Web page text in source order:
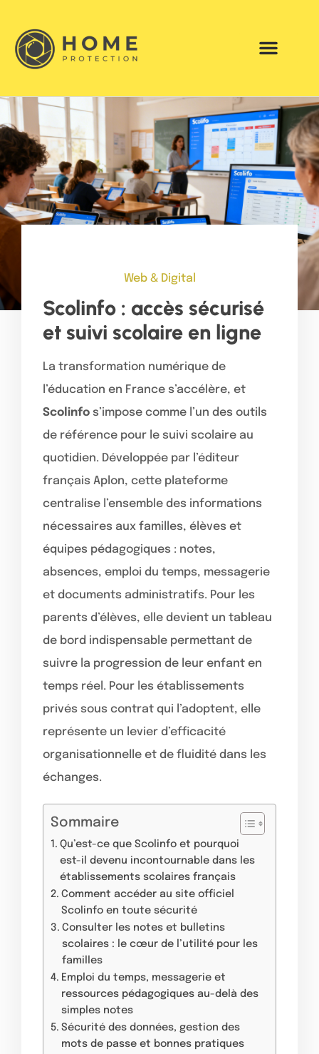
Web & Digital
Scolinfo : accès sécurisé
et suivi scolaire en ligne
La transformation numérique de
l’éducation en France s’accélère, et
Scolinfo s’impose comme l’un des outils
de référence pour le suivi scolaire au
quotidien. Développée par l’éditeur
français Aplon, cette plateforme
centralise l’ensemble des informations
nécessaires aux familles, élèves et
équipes pédagogiques : notes,
absences, emploi du temps, messagerie
et documents administratifs. Pour les
parents d’élèves, elle devient un tableau
de bord indispensable permettant de
suivre la progression de leur enfant en
temps réel. Pour les établissements
privés sous contrat qui l’adoptent, elle
représente un levier d’efficacité
organisationnelle et de fluidité dans les
échanges.
Sommaire
Qu’est-ce que Scolinfo et pourquoi
est-il devenu incontournable dans les
établissements scolaires français
Comment accéder au site officiel
Scolinfo en toute sécurité
Consulter les notes et bulletins
scolaires : le cœur de l’utilité pour les
familles
Emploi du temps, messagerie et
ressources pédagogiques au-delà des
simples notes
Sécurité des données, gestion des
mots de passe et bonnes pratiques